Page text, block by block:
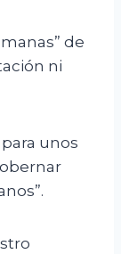
de
ni
unos